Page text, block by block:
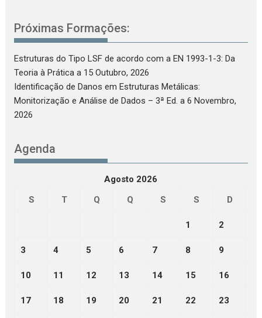
Próximas Formações:
Estruturas do Tipo LSF de acordo com a EN 1993-1-3: Da
Teoria à Prática a 15 Outubro, 2026
Identificação de Danos em Estruturas Metálicas:
Monitorização e Análise de Dados – 3ª Ed. a 6 Novembro,
2026
Agenda
Agosto 2026
S
T Q Q S S D
1 2
3 4 5 6 7 8 9
10 11 12 13 14 15 16
17 18 19 20 21 22 23